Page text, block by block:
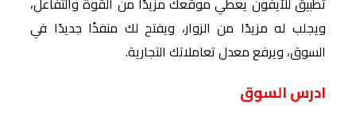
ويجلب له مزيدًا من الزوار، ويفتح لك منفذًا جديدًا في
السوق، ويرفع معدل تعاملاتك التجارية.
ادرس السوق